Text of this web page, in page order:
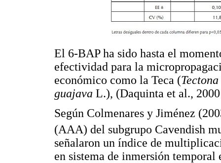
El 6-BAP ha sido hasta el
efectividad para la
económico como la Teca (
guajava L.), (Daquinta et al.,
Según Colmenares y Jiménez
(AAA) del subgrupo Cavendish
señalaron un índice de
en sistema de inmersión temporal